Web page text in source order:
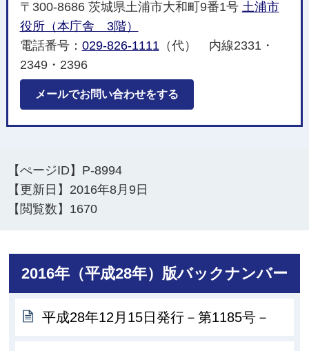
〒300-8686 茨城県土浦市大和町9番1号 土浦市
役所（本庁舎 3階）
電話番号： 029-826-1111（代） 内線2331・
2349・2396
メールでお問い合わせをする
【ぺージID】 P-8994
【更新日】 2016年8月9日
【閲覧数】 1670
2016年（平成28年）版バックナンバー
平成28年12月15日発行－第1185号－